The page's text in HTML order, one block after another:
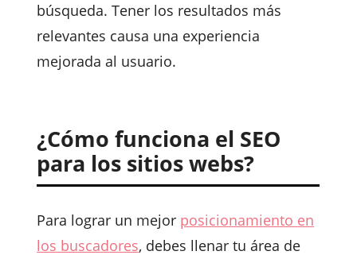
búsqueda. Tener los resultados más
relevantes causa una experiencia
mejorada al usuario.
¿Cómo funciona el SEO
para los sitios webs?
Para lograr un mejor posicionamiento en
los buscadores, debes llenar tu área de